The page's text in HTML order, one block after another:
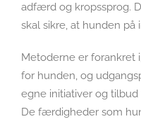
adfærd og kropssprog.
skal sikre, at hunden
Metoderne er forankret
for hunden, og
egne initiativer og
De færdigheder som